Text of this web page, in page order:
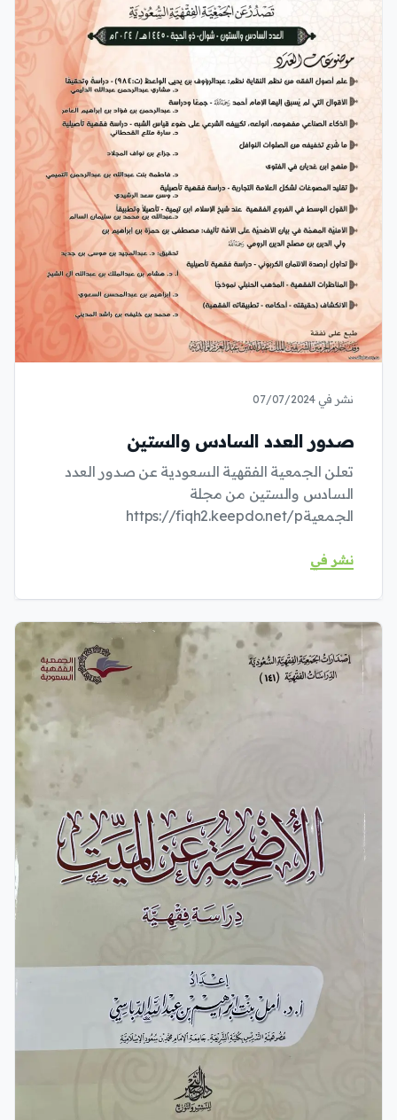
نشر في 07/07/2024
صدور العدد السادس والستين
تعلن الجمعية الفقهية السعودية عن صدور العدد
السادس والستين من مجلة
الجمعيةhttps://fiqh2.keepdo.net/p
نشر في